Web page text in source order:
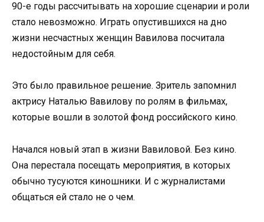
90-е годы рассчитывать на хорошие сценарии и роли
стало невозможно. Играть опустившихся на дно
жизни несчастных женщин Вавилова посчитала
недостойным для себя.
Это было правильное решение. Зритель запомнил
актрису Наталью Вавилову по ролям в фильмах,
которые вошли в золотой фонд российского кино.
Начался новый этап в жизни Вавиловой. Без кино.
Она перестала посещать мероприятия, в которых
обычно тусуются киношники. И с журналистами
общаться ей стало не о чем.